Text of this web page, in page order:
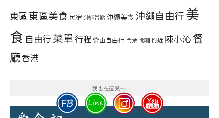
東區 東區美食 民宿 沖繩景點 沖繩美食 沖繩自由行 美
食 自由行 菜單 行程 釜山自由行 門票 開箱 附近 陳小沁 餐
廳 香港
我也在這兒~~